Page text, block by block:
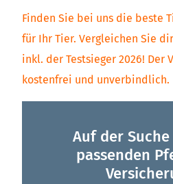
Finden Sie bei uns die beste
für Ihr Tier. Vergleichen Sie
inkl. der Testsieger 2026! Der
kostenfrei und unverbindlich.
Auf der
passenden